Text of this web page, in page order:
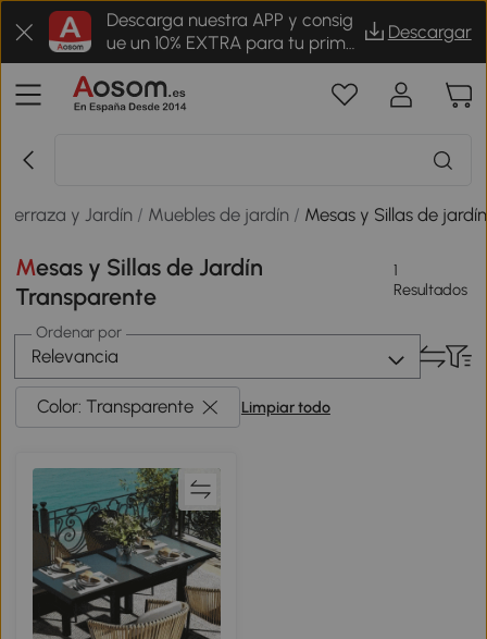
Descarga nuestra APP y consig
ue un 10% EXTRA para tu prime
r pedido
Descargar
Terraza y Jardín / Muebles de jardín / Mesas y Sillas de jardín
Mesas y Sillas de Jardín
Transparente
1
Resultados
Ordenar por
Relevancia
Color: Transparente Limpiar todo